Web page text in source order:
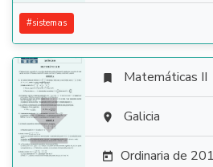
#sistemas

 Matemáticas II
 Galicia
 Ordinaria de